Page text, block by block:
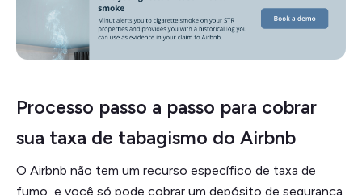
Processo passo a passo para cobrar
sua taxa de tabagismo do Airbnb
O Airbnb não tem um recurso específico de taxa de
fumo, e você só pode cobrar um depósito de segurança